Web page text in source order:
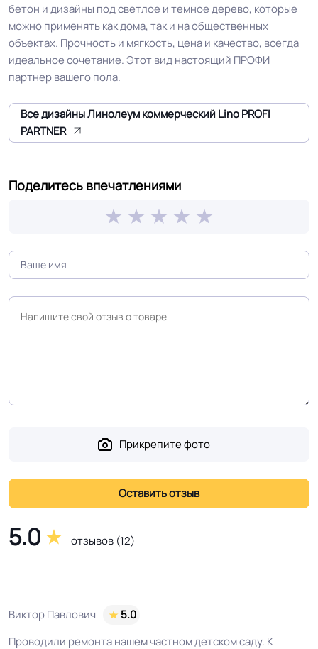
Класс горючести
КМ 2 по ФЗ 123 от 22.07.2008г, где
В2, Д2, Т2, РП1
Класс
Группа истираемости Группа P
структура profi, не скользкая
Защитный слой 0.50 мм (500) мкм
Допуск изменения
+-10% мкм
PUR
противоскольжения
R10
Вес 1 м.кв. 1,8 кг
бетон и дизайны под светлое и темное дерево, которые
можно применять как дома, так и на общественных
объектах. Прочность и мягкость, цена и качество, всегда
идеальное сочетание. Этот вид настоящий ПРОФИ
партнер вашего пола.
Все дизайны Линолеум коммерческий Lino PROFI
PARTNER
5.0 отзывов (12)
Виктор Павлович
5.0
Проводили ремонта нашем частном детском саду. К
Поделитесь впечатлениями
Прикрепите фото